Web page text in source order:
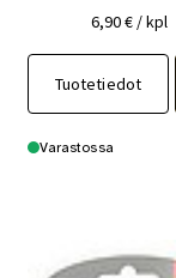
6,90€ / kpl
Tuotetiedot
Varastossa